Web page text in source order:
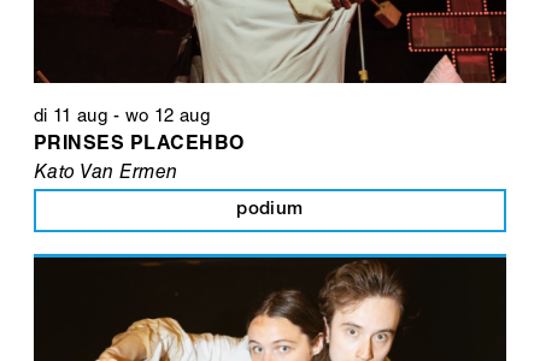
di 11 aug - wo 12 aug
PRINSES PLACEHBO
Kato Van Ermen
podium